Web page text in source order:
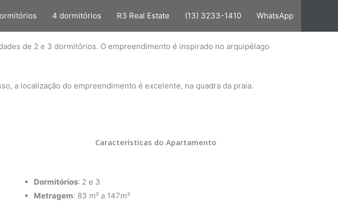
4 dormitórios R3 Real Estate (13) 3233-1410 WhatsApp
de 2 e 3 dormitórios. O empreendimento é inspirado no arquipélago
a localização do empreendimento é excelente, na quadra da praia.
Características do Apartamento
Dormitórios: 2 e 3
Metragem: 83 m² a 147m²